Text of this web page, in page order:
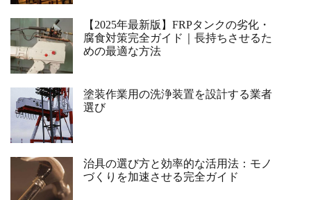
【2025年最新版】FRPタンクの劣化・
腐食対策完全ガイド｜長持ちさせるた
めの最適な方法
塗装作業用の洗浄装置を設計する業者
選び
治具の選び方と効率的な活用法：モノ
づくりを加速させる完全ガイド